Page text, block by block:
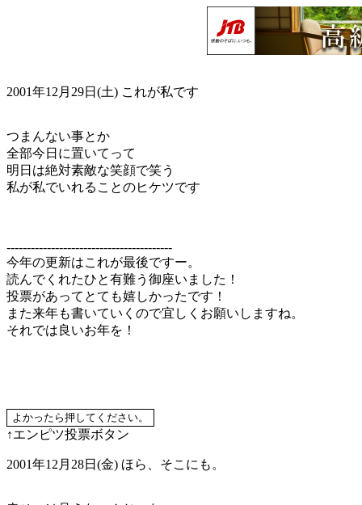
2001年12月29日(土) これが私です
つまんない事とか
全部今日に置いてって
明日は絶対素敵な笑顔で笑う
私が私でいれることのヒケツです
-----------------------------------------
今年の更新はこれが最後ですー。
読んでくれたひと有難う御座いました！
投票があってとても嬉しかったです！
また来年も書いていくので宜しくお願いしますね。
それでは良いお年を！
↑エンピツ投票ボタン
2001年12月28日(金) ほら、そこにも。